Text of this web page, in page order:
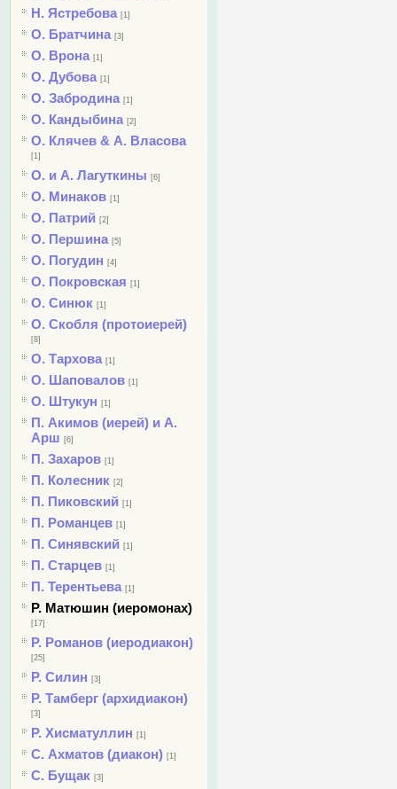
Н. Ястребова [1]
О. Братчина [3]
О. Врона [1]
О. Дубова [1]
О. Забродина [1]
О. Кандыбина [2]
О. Клячев & А. Власова
[1]
О. и А. Лагуткины [6]
О. Минаков [1]
О. Патрий [2]
О. Першина [5]
О. Погудин [4]
О. Покровская [1]
О. Синюк [1]
О. Скобля (протоиерей)
[8]
О. Тархова [1]
О. Шаповалов [1]
О. Штукун [1]
П. Акимов (иерей) и А.
Арш [6]
П. Захаров [1]
П. Колесник [2]
П. Пиковский [1]
П. Романцев [1]
П. Синявский [1]
П. Старцев [1]
П. Терентьева [1]
Р. Матюшин (иеромонах)
[17]
Р. Романов (иеродиакон)
[25]
Р. Силин [3]
Р. Тамберг (архидиакон)
[3]
Р. Хисматуллин [1]
С. Ахматов (диакон) [1]
С. Бущак [3]